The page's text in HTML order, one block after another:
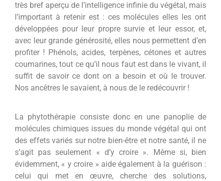
très bref aperçu de l’intelligence infinie du végétal, mais
l’important à retenir est : ces molécules elles les ont
développées pour leur propre survie et leur essor, et,
avec leur grande générosité, elles nous permettent d’en
profiter ! Phénols, acides, terpènes, cétones et autres
coumarines, tout ce qu’il nous faut est dans le vivant, il
suffit de savoir ce dont on a besoin et où le trouver.
Nos ancêtres le savaient, à nous de le redécouvrir !
La phytothérapie consiste donc en une panoplie de
molécules chimiques issues du monde végétal qui ont
des effets variés sur notre bien-être et notre santé, il ne
s’agit pas seulement « d’y croire ». Même si, bien
évidemment, « y croire » aide également à la guérison :
celui qui met en œuvre, cherche des solutions,